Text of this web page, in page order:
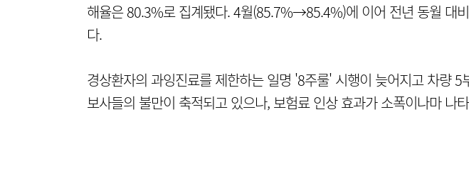
해율은 80.3%로 집계됐다. 4월(85.7%→85.4%)에 이어 전년 동월 대
다.
경상환자의 과잉진료를 제한하는 일명 '8주룰' 시행이 늦어지고 차량 5
보사들의 불만이 축적되고 있으나, 보험료 인상 효과가 소폭이나마 나